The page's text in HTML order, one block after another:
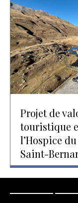
Projet de
touristique
l’Hospice
Saint-